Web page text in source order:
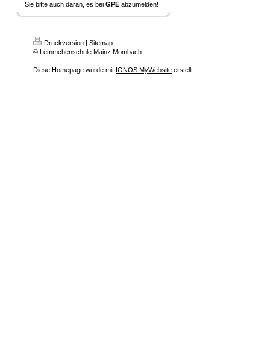
Sie bitte auch daran, es bei GPE abzumelden!
Druckversion | Sitemap
© Lemmchenschule Mainz Mombach
Diese Homepage wurde mit IONOS MyWebsite erstellt.